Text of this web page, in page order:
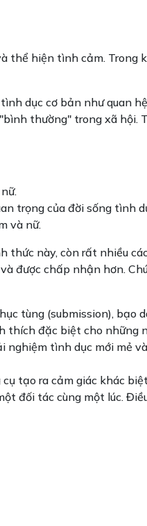
thể hiện tình cảm. Trong
dục cơ bản như quan
thường" trong xã hội.
trọng của đời sống tình
và nữ.
thức này, còn rất nhiều
được chấp nhận hơn.
tùng (submission), bạo
thích đặc biệt cho những
tình dục mới mẻ
tạo ra cảm giác khác
đối tác cùng một lúc.